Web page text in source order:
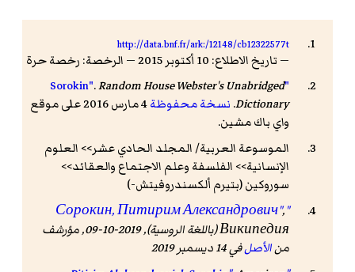
http://data.bnf.fr/ark:/12148/cb12322577t
— تاريخ الاطلاع: 10 أكتوبر 2015 — الرخصة: رخصة حرة
"Sorokin"
.Random House Webster's Unabridged
Dictionary
. نسخة محفوظة
4 مارس 2016 على موقع
واي باك مشين.
الموسوعة العربية/ المجلد الحادي عشر>> العلوم
الإنسانية>> الفلسفة وعلم الاجتماع والعقائد>>
سوروكين (بتيرم ألكسندروفيتش-)
"Сорокин, Питирим Александрович"
,
Википедия
(باللغة الروسية), 2019-10-09, مؤرشف
منالأصلفي 14 ديسمبر 2019